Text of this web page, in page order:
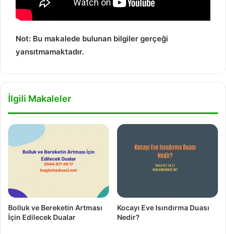
Not: Bu makalede bulunan bilgiler gerçeği
yansıtmamaktadır.
İlgili Makaleler
Bolluk ve Bereketin Artması
İçin Edilecek Dualar
Kocayı Eve Isındırma Duası
Nedir?